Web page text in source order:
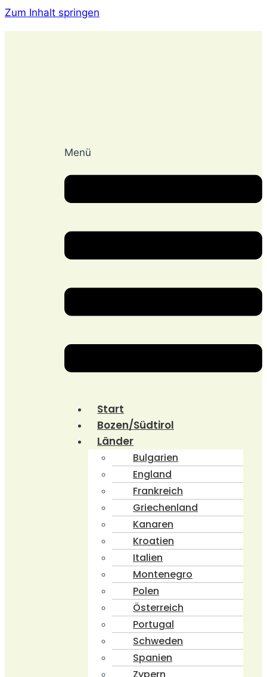
Zum Inhalt springen
Menü
Start
Bozen/Südtirol
Länder
Bulgarien
England
Frankreich
Griechenland
Kanaren
Kroatien
Italien
Montenegro
Polen
Österreich
Portugal
Schweden
Spanien